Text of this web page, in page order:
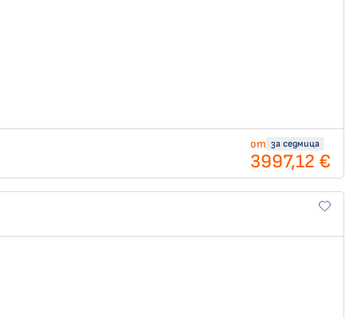
от за седмица
3997,12 €